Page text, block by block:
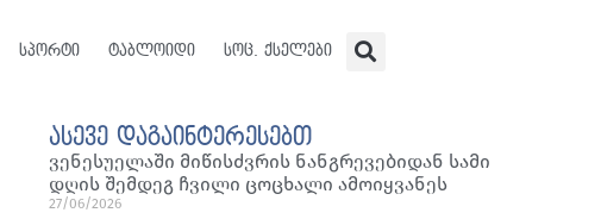
სპორტი ტაბლოიდი სოც. ქსელები
ასევე დაგაინტერესებთ
ვენესუელაში მიწისძვრის ნანგრევებიდან სამი
დღის შემდეგ ჩვილი ცოცხალი ამოიყვანეს
27/06/2026